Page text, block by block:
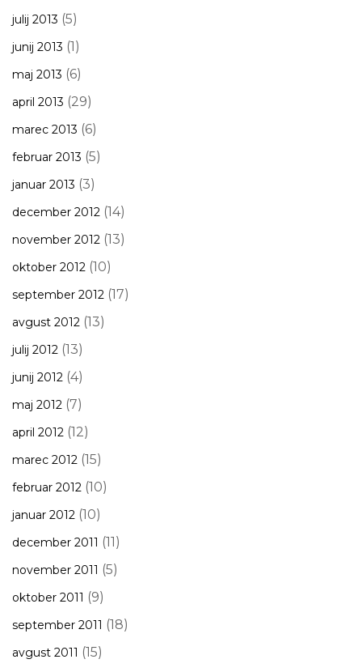
julij 2013 (5)
junij 2013 (1)
maj 2013 (6)
april 2013 (29)
marec 2013 (6)
februar 2013 (5)
januar 2013 (3)
december 2012 (14)
november 2012 (13)
oktober 2012 (10)
september 2012 (17)
avgust 2012 (13)
julij 2012 (13)
junij 2012 (4)
maj 2012 (7)
april 2012 (12)
marec 2012 (15)
februar 2012 (10)
januar 2012 (10)
december 2011 (11)
november 2011 (5)
oktober 2011 (9)
september 2011 (18)
avgust 2011 (15)